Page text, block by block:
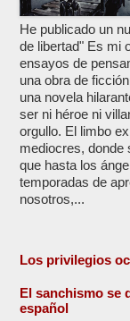
He publicado un
de libertad" Es mi
ensayos de
una obra de
una novela
ser ni héroe ni
orgullo. El limbo
mediocres, donde
que hasta los
temporadas de
nosotros,...
Los privilegios
El sanchismo se
español